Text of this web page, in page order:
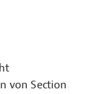
von Section